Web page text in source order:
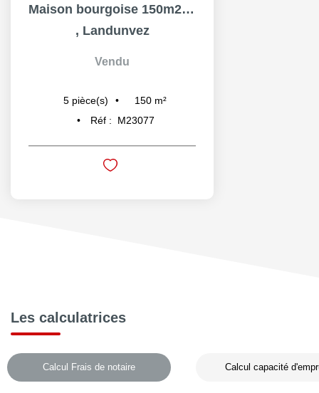
Maison bourgoise 150m2 KERSAINT EN LANDUNVEZ
, Landunvez
Vendu
5 pièce(s) 150 m²
Réf :
M23077
Les calculatrices
Calcul Frais de notaire Calcul capacité